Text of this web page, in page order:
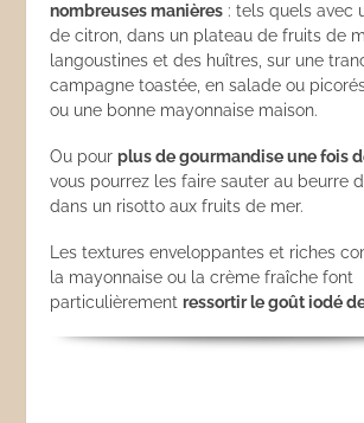
nombreuses manières : tels quels avec
de citron, dans un plateau de fruits de
langoustines et des huîtres, sur une
campagne toastée, en salade ou
ou une bonne mayonnaise maison.
Ou pourplus de gourmandise une fois
vous pourrez les faire sauter au beurre
dans un risotto aux fruits de mer.
Les textures enveloppantes et riches
la mayonnaise ou la crème fraîche font
particulièrementressortir le goût iodé